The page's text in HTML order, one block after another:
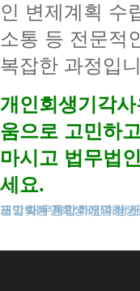
인 변제계획 수
소통 등 전문적
복잡한 과정입
개인회생기각
움으로 고민하
마시고 법무법
세요.
도박빚개인회생 개인회생
대전개인회생 개인회생파산
개인회생보정권고 채무통합 개인회생